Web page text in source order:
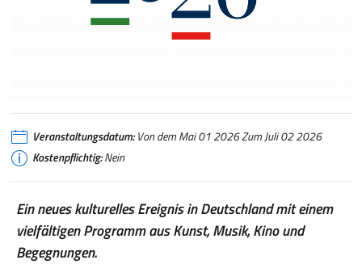
Veranstaltungsdatum:Von dem Mai 01 2026 Zum Juli 02 2026
Kostenpflichtig:Nein
Ein neues kulturelles Ereignis in Deutschland mit einem
vielfältigen Programm aus Kunst, Musik, Kino und
Begegnungen.